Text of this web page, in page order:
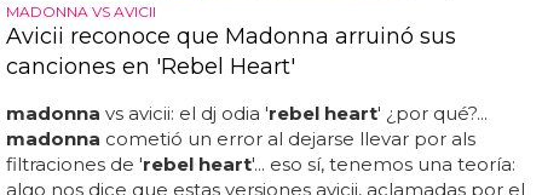
MADONNA VS AVICII
Avicii reconoce que Madonna arruinó sus
canciones en 'Rebel Heart'
madonna vs avicii: el dj odia 'rebel heart' ¿por qué?...
madonna cometió un error al dejarse llevar por als
filtraciones de 'rebel heart'... eso sí, tenemos una teoría:
algo nos dice que estas versiones avicii, aclamadas por el